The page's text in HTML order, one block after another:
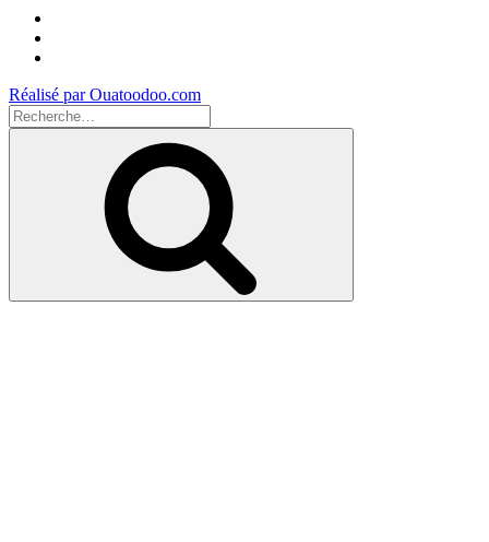
Réalisé par Ouatoodoo.com
Recherche
pour